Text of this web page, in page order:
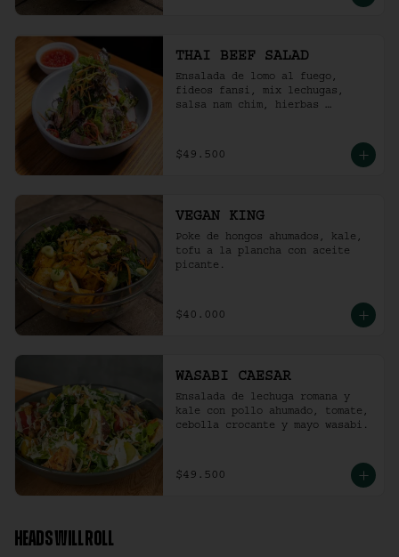
THAI BEEF SALAD
Ensalada de lomo al fuego,
fideos fansi, mix lechugas,
salsa nam chim, hierbas
tostado.
$49.500
VEGAN KING
Poke de hongos ahumados, kale,
tofu a la plancha con aceite
picante.
$40.000
WASABI CAESAR
Ensalada de lechuga romana y
kale con pollo ahumado, tomate,
cebolla crocante y mayo wasabi.
$49.500
HEADS WILL ROLL